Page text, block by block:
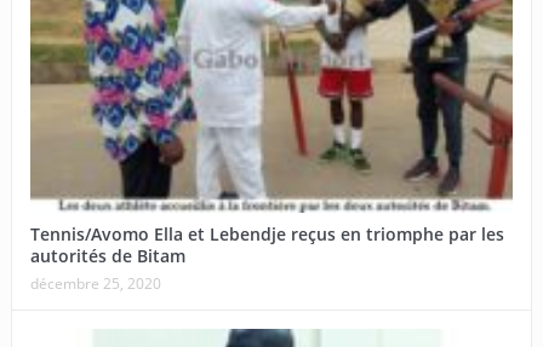
Tennis/Avomo Ella et Lebendje reçus en triomphe par les
autorités de Bitam
décembre 25, 2020